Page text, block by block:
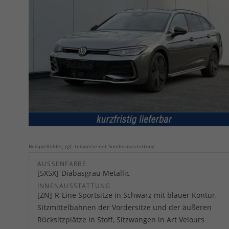
Beispielbilder, ggf. teilweise mit Sonderausstattung
AUSSENFARBE
5X5X Diabasgrau Metallic
INNENAUSSTATTUNG
ZN
R-Line Sportsitze in Schwarz mit blauer Kontur,
Sitzmittelbahnen der Vordersitze und der äußeren
Rücksitzplätze in Stoff, Sitzwangen in Art Velours